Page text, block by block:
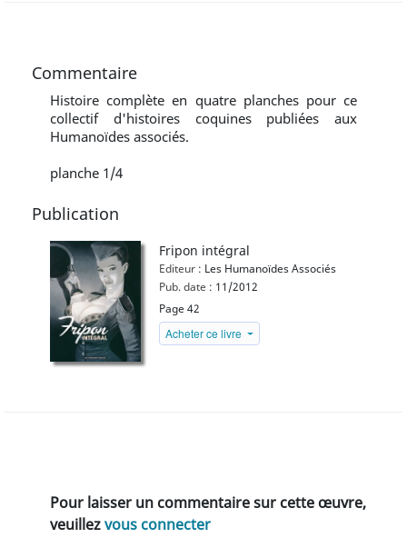
Commentaire
Histoire complète en quatre planches pour ce
collectif d'histoires coquines publiées aux
Humanoïdes associés.
planche 1/4
Publication
Fripon intégral
Editeur : Les Humanoïdes Associés
Pub. date : 11/2012
Page 42
Acheter ce livre
Pour laisser un commentaire sur cette œuvre,
veuillezvous connecter